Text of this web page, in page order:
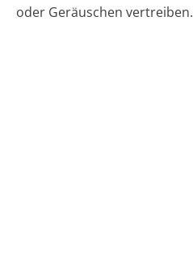
oder Geräuschen vertreiben.